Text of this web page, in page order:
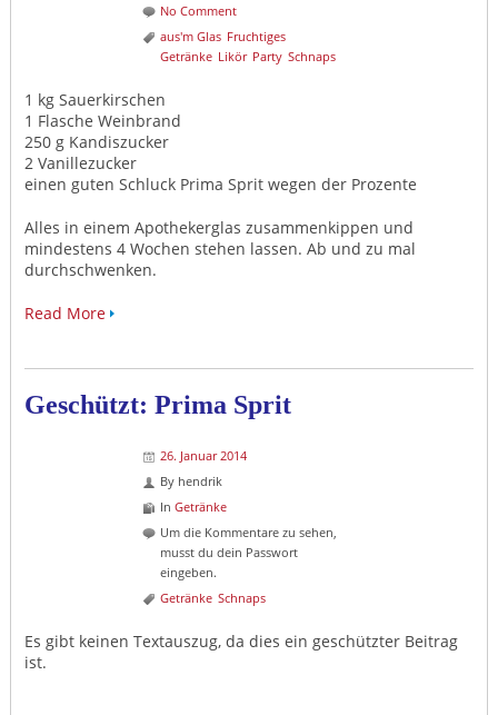
No Comment
aus'm Glas Fruchtiges
Getränke Likör Party Schnaps
1 kg Sauerkirschen
1 Flasche Weinbrand
250 g Kandiszucker
2 Vanillezucker
einen guten Schluck Prima Sprit wegen der Prozente
Alles in einem Apothekerglas zusammenkippen und
mindestens 4 Wochen stehen lassen. Ab und zu mal
durchschwenken.
Read More
Geschützt: Prima Sprit
26. Januar 2014
By hendrik
In Getränke
Um die Kommentare zu sehen,
musst du dein Passwort
eingeben.
Getränke Schnaps
Es gibt keinen Textauszug, da dies ein geschützter Beitrag
ist.